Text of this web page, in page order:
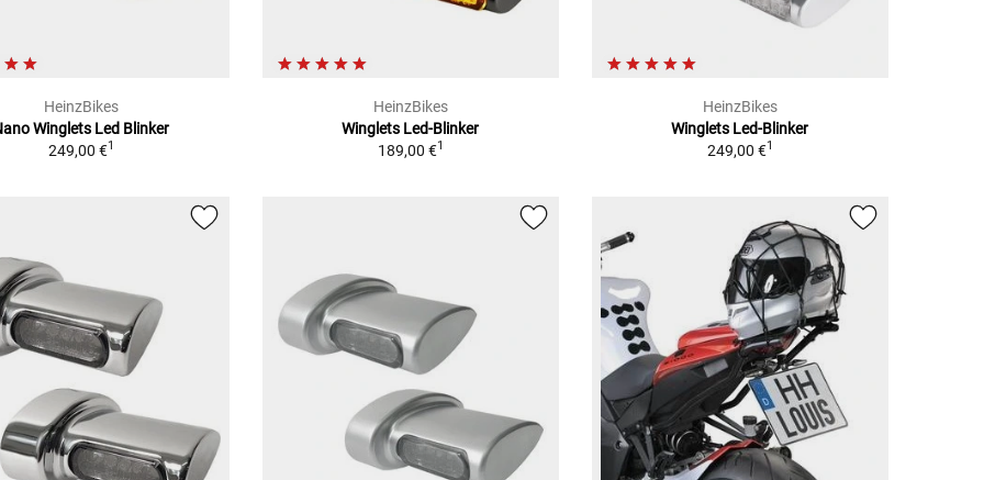
HeinzBikes
Winglets Led Blinker
249,00 €1
HeinzBikes
Winglets Led-Blinker
189,00 €1
HeinzBikes
Winglets Led-Blinker
249,00 €1